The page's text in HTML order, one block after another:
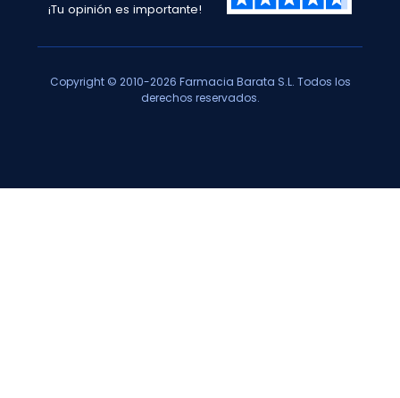
¡Tu opinión es importante!
Copyright © 2010-2026 Farmacia Barata S.L. Todos los
derechos reservados.